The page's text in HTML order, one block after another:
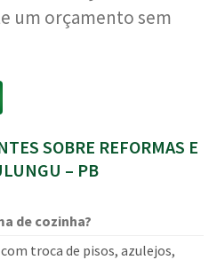
um orçamento sem
SOBRE REFORMAS E
– PB
de cozinha?
troca de pisos, azulejos,